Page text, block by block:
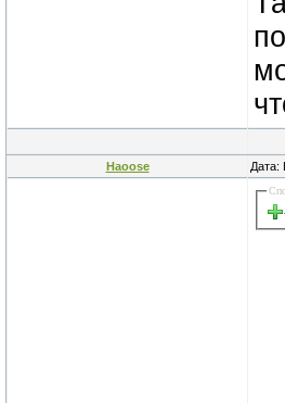
Haoose Дата: